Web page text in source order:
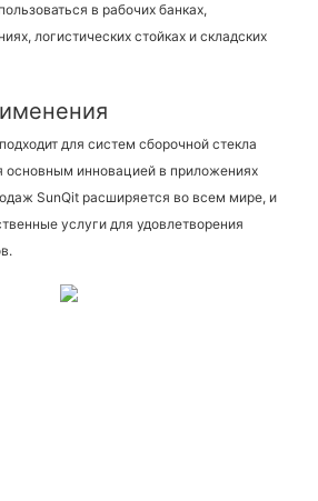
в рабочих банках,
логистических стойках и складских
для систем сборочной стекла
основным инновацией в приложениях
SunQit расширяется во всем мире, и
услуги для удовлетворения